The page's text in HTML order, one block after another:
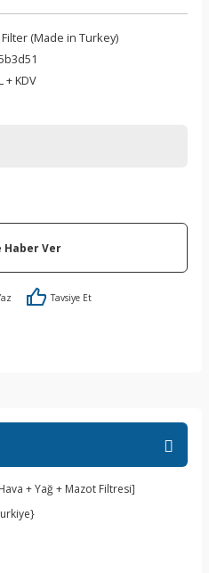
(Made in Turkey)
+ KDV
Haber Ver
Tavsiye Et
+ Yağ + Mazot Filtresi]